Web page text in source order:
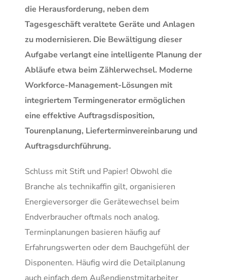
die Herausforderung, neben dem
Tagesgeschäft veraltete Geräte und Anlagen
zu modernisieren. Die Bewältigung dieser
Aufgabe verlangt eine intelligente Planung der
Abläufe etwa beim Zählerwechsel. Moderne
Workforce-Management-Lösungen mit
integriertem Termingenerator ermöglichen
eine effektive Auftragsdisposition,
Tourenplanung, Lieferterminvereinbarung und
Auftragsdurchführung.
Schluss mit Stift und Papier! Obwohl die
Branche als technikaffin gilt, organisieren
Energieversorger die Gerätewechsel beim
Endverbraucher oftmals noch analog.
Terminplanungen basieren häufig auf
Erfahrungswerten oder dem Bauchgefühl der
Disponenten. Häufig wird die Detailplanung